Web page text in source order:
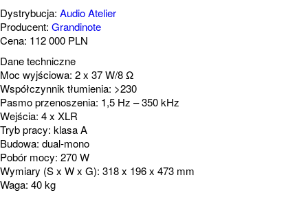
Dystrybucja: Audio Atelier
Producent: Grandinote
Cena: 112 000 PLN
Dane techniczne
Moc wyjściowa: 2 x 37 W/8 Ω
Współczynnik tłumienia: >230
Pasmo przenoszenia: 1,5 Hz – 350 kHz
Wejścia: 4 x XLR
Tryb pracy: klasa A
Budowa: dual-mono
Pobór mocy: 270 W
Wymiary (S x W x G): 318 x 196 x 473 mm
Waga: 40 kg